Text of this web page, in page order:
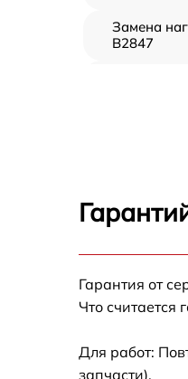
Замена
B2847
Гарантия от
Что считается
Для работ:
запчасти).